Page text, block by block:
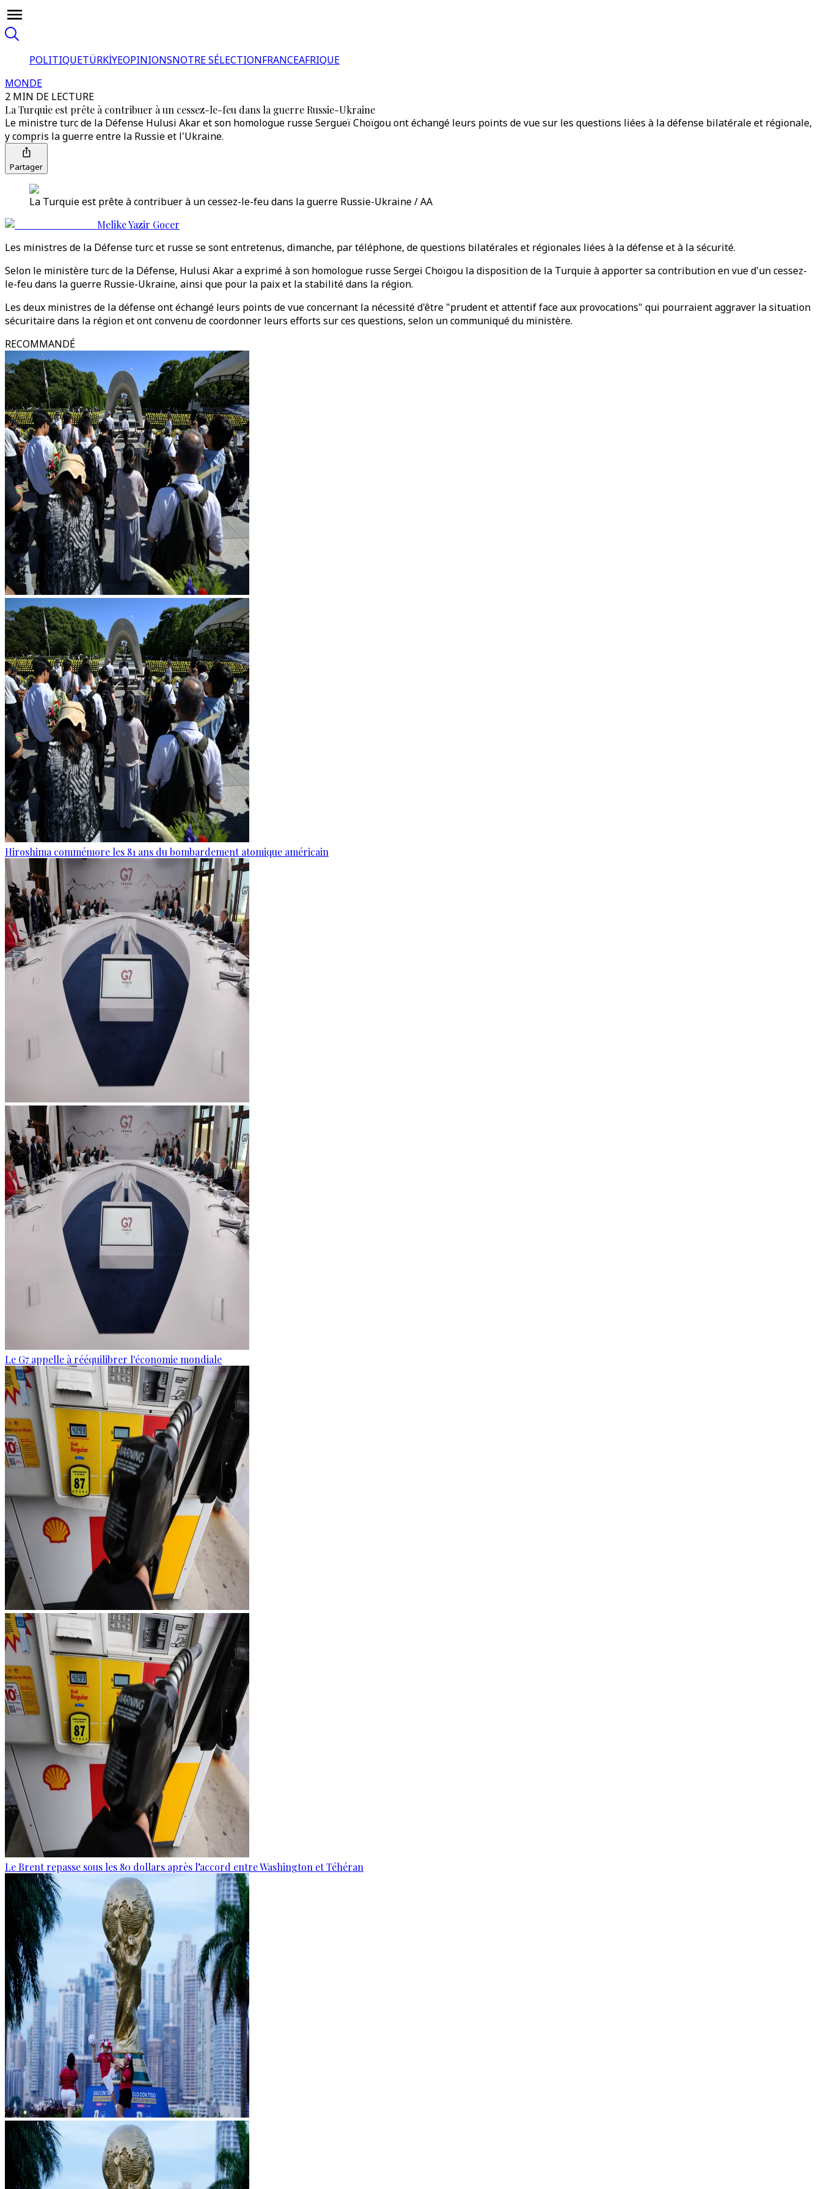
POLITIQUETÜRKİYEOPINIONSNOTRE SÉLECTIONFRANCEAFRIQUE
MONDE
2 MIN DE LECTURE
La Turquie est prête à contribuer à un cessez-le-feu dans la guerre Russie-Ukraine
Le ministre turc de la Défense Hulusi Akar et son homologue russe Sergueï Choïgou ont échangé leurs points de vue sur les questions liées à la défense bilatérale et régionale,
y compris la guerre entre la Russie et l'Ukraine.
Partager
La Turquie est prête à contribuer à un cessez-le-feu dans la guerre Russie-Ukraine / AA
Melike Yazir Gocer
Les ministres de la Défense turc et russe se sont entretenus, dimanche, par téléphone, de questions bilatérales et régionales liées à la défense et à la sécurité.
Selon le ministère turc de la Défense, Hulusi Akar a exprimé à son homologue russe Sergei Choïgou la disposition de la Turquie à apporter sa contribution en vue d'un cessez-
le-feu dans la guerre Russie-Ukraine, ainsi que pour la paix et la stabilité dans la région.
Les deux ministres de la défense ont échangé leurs points de vue concernant la nécessité d'être "prudent et attentif face aux provocations" qui pourraient aggraver la situation
sécuritaire dans la région et ont convenu de coordonner leurs efforts sur ces questions, selon un communiqué du ministère.
RECOMMANDÉ
Hiroshima commémore les 81 ans du bombardement atomique américain
Le G7 appelle à rééquilibrer l'économie mondiale
Le Brent repasse sous les 80 dollars après l’accord entre Washington et Téhéran